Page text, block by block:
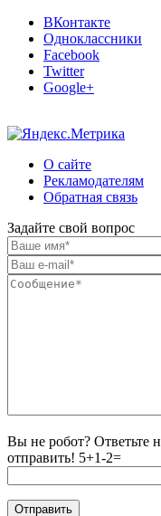
ВКонтакте
Одноклассники
Facebook
Twitter
Google+
О сайте
Рекламодателям
Обратная связь
Задайте свой вопрос
Вы не робот? Ответьте
отправить! 5+1-2=